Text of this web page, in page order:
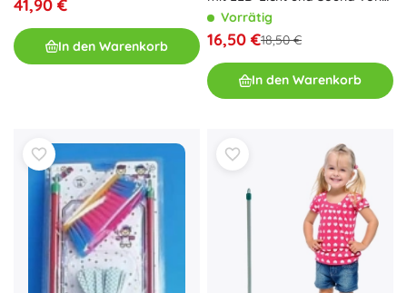
41,90 €
In den Warenkorb
KleinVorrätig
16,50 €18,50 €
In den Warenkorb